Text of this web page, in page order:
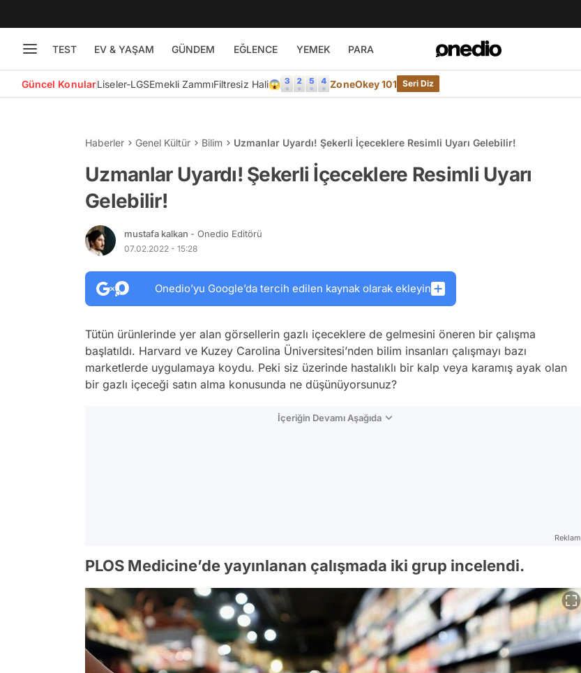
TEST EV & YAŞAM GÜNDEM EĞLENCE YEMEK PARA
Güncel KonularLiseler-LGSEmekli ZammıFiltresiz Hali😱 ZoneOkey 101 Seri Diz
Haberler Genel Kültür Bilim Uzmanlar Uyardı! Şekerli İçeceklere Resimli Uyarı Gelebilir!
Uzmanlar Uyardı! Şekerli İçeceklere Resimli Uyarı
Gelebilir!
mustafa kalkan - Onedio Editörü
07.02.2022 - 15:28
Onedio’yu Google’da tercih edilen kaynak olarak ekleyin
Tütün ürünlerinde yer alan görsellerin gazlı içeceklere de gelmesini öneren bir çalışma
başlatıldı. Harvard ve Kuzey Carolina Üniversitesi’nden bilim insanları çalışmayı bazı
marketlerde uygulamaya koydu. Peki siz üzerinde hastalıklı bir kalp veya karamış ayak olan
bir gazlı içeceği satın alma konusunda ne düşünüyorsunuz?
İçeriğin Devamı Aşağıda
Reklam
PLOS Medicine’de yayınlanan çalışmada iki grup incelendi.